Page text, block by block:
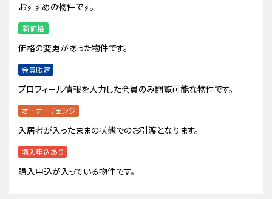
おすすめの物件です。
新価格
価格の変更があった物件です。
会員限定
プロフィール情報を入力した会員のみ閲覧可能な物件です。
オーナーチェンジ
入居者が入ったままの状態でのお引渡となります。
購入申込あり
購入申込が入っている物件です。